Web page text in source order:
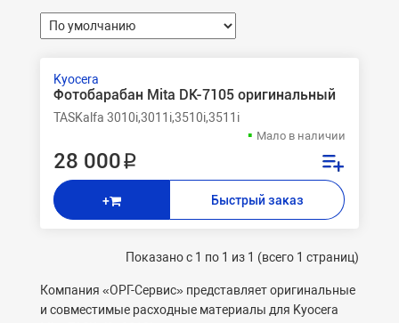
Kyocera
Фотобарабан Mita DK-7105 оригинальный
TASKalfa 3010i,3011i,3510i,3511i
Мало в наличии
28 000 ₽
+ Быстрый заказ
Показано с 1 по 1 из 1 (всего 1 страниц)
Компания «ОРГ-Cервис» представляет оригинальные
и совместимые расходные материалы для Kyocera